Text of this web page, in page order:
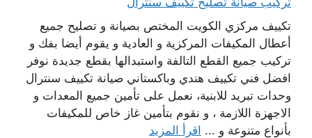
تكييف مركزي الكويت المختص بصيانة و تصليح جميع
أعطال المكيفات المركزية و العادية و يقوم أيضا بفك و
تركيب جميع القطع التالفة واستبدالها بقطع جديدة نوفر
افضل فني تكييف هندي وباكستاني صيانة تكييف سنترال
وحدات تبريد للابنية، نعمل على تأمين جميع المعدات و
الاجهزة اللازمة ، و نقوم بتأمين غاز خاص للمكيفات
بأنواع متنوعة و ... اقرأ المزيد